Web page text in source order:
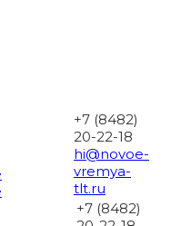
+7 (8482)
20-22-18
hi@novoe-
vremya-
tlt.ru
+7 (8482)